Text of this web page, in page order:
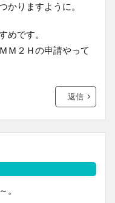
かりますように。
めです。
Ｍ２Ｈの申請やって
返信
。